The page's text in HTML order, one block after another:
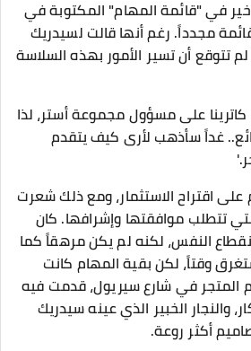
في "قائمة المهام" المكتوبة في
مجدداً. رغم أنها قالت لسيدريك
لم تتوقع أن تسير الأمور بهذه السلاسة
على مسؤول مجموعة أستر، لذا
غداً سأذهب لأرى كيف يتقدم
اقتراح الاستثمار، ومع ذلك شعرت
تتطلب موافقتها وإشرافها. كان
النفس، لكنه لم يكن مرهقاً كما
وقتاً، لكن بقية المهام كانت
المتجر في شارع سيريول، قدمت فيه
والنجار الخبير الذي عينه سيدريك
أكثر روعة.